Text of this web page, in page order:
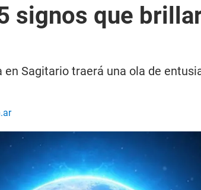
signos que
en Sagitario traerá una ola de